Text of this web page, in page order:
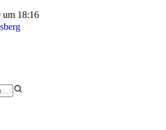
um 18:16